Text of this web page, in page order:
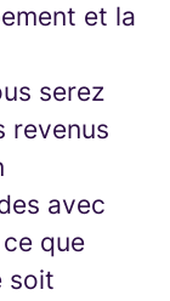
et la
serez
revenus
avec
que
soit